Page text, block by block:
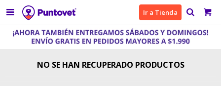
 Ir a Tienda
NO SE HAN RECUPERADO PRODUCTOS